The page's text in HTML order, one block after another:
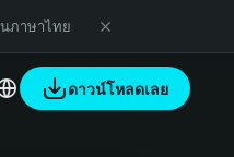
ภาษาไทย
ดาวน์โหลดเลย